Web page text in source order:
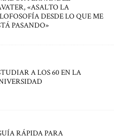
«ASALTO LA
DESDE LO QUE ME
PASANDO»
A LOS 60 EN LA
RÁPIDA PARA